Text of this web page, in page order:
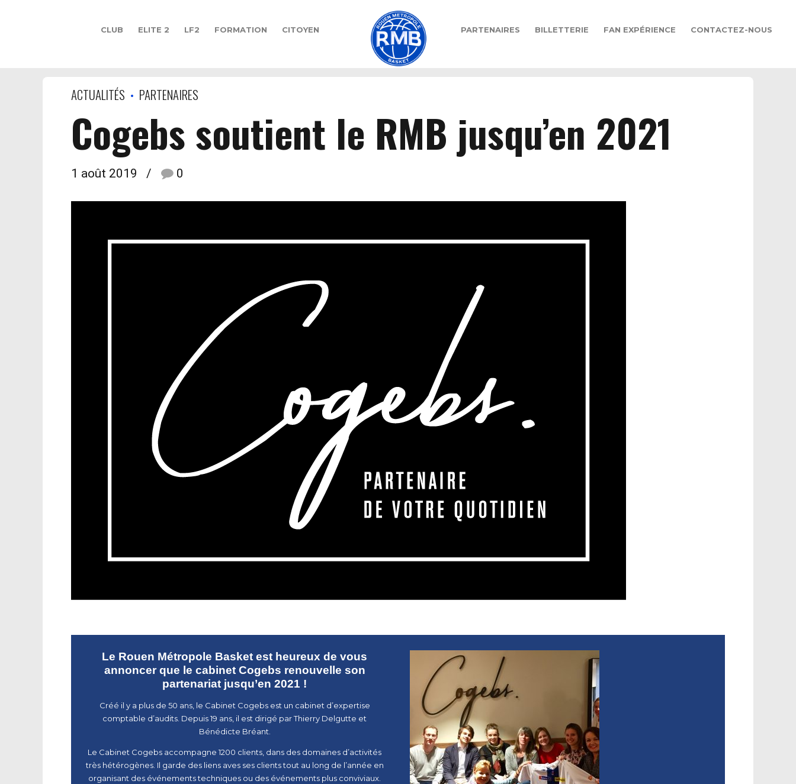
CLUB ELITE 2 LF2 FORMATION CITOYEN PARTENAIRES BILLETTERIE FAN EXPÉRIENCE CONTACTEZ-NOUS
ACTUALITÉS PARTENAIRES
Cogebs soutient le RMB jusqu’en 2021
1 août 2019 0
Le Rouen Métropole Basket est heureux de vous
annoncer que le cabinet Cogebs renouvelle son
partenariat jusqu’en 2021 !
Créé il y a plus de 50 ans, le Cabinet Cogebs est un cabinet d’expertise
comptable d’audits. Depuis 19 ans, il est dirigé par Thierry Delgutte et
Bénédicte Bréant.
Le Cabinet Cogebs accompagne 1200 clients, dans des domaines d’activités
très hétérogènes. Il garde des liens aves ses clients tout au long de l’année en
organisant des événements techniques ou des événements plus conviviaux.